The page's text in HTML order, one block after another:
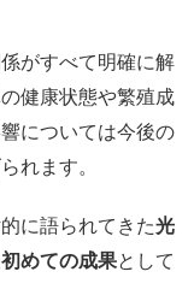
がすべて明確に解
健康状態や繁殖成
については今後の
れます。
に語られてきた光
めての成果として